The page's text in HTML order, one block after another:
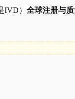
IVD） 全球注册与